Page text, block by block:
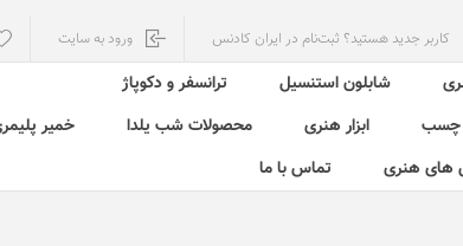
کاربر جدید هستید؟ ثبت‌نام در ایران کادنس ورود به سایت
شابلون استنسیل
ترانسفر و دکوپاژ
و چسب ابزار هنری محصولات شب یلدا
خمیر
های هنری تماس با ما